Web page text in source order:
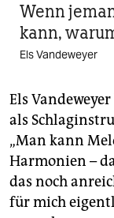
Wenn
kann,
Els Vandeweyer
Els
als
„Man kann
Harmonien –
das noch
für mich